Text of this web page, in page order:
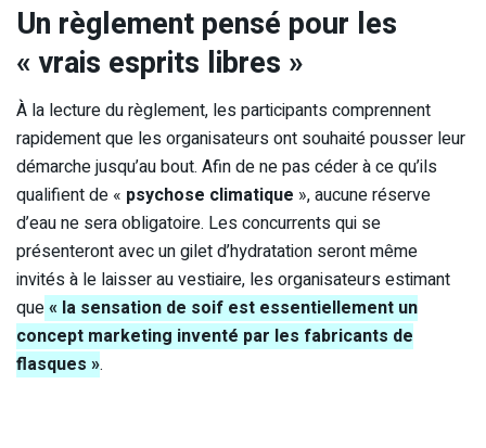
Un règlement pensé pour les
« vrais esprits libres »
À la lecture du règlement, les participants comprennent
rapidement que les organisateurs ont souhaité pousser leur
démarche jusqu’au bout. Afin de ne pas céder à ce qu’ils
qualifient de « psychose climatique », aucune réserve
d’eau ne sera obligatoire. Les concurrents qui se
présenteront avec un gilet d’hydratation seront même
invités à le laisser au vestiaire, les organisateurs estimant
que« la sensation de soif est essentiellement un
concept marketing inventé par les fabricants de
flasques ».